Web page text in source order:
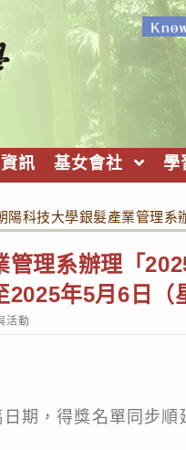
訊 基女會社 學
陽科技大學銀髮產業管理系
管理系辦理「
年5月6日（
活動
期，得獎名單同步順